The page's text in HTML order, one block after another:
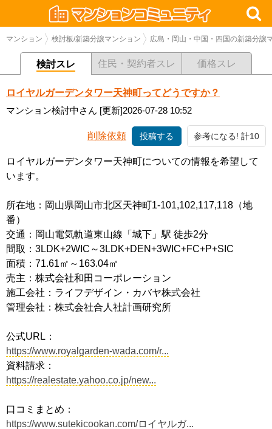
マンション 検討板/新築分譲マンション 広島・岡山・中国・四国の新築分譲
検討スレ 住民・契約者スレ 価格スレ
ロイヤルガーデンタワー天神町ってどうですか？
マンション検討中さん [更新]2026-07-28 10:52
削除依頼 投稿する 参考になる! 計10
ロイヤルガーデンタワー天神町についての情報を希望して
います。
所在地：岡山県岡山市北区天神町1-101,102,117,118（地
番）
交通：岡山電気軌道東山線「城下」駅 徒歩2分
間取：3LDK+2WIC～3LDK+DEN+3WIC+FC+P+SIC
面積：71.61㎡～163.04㎡
売主：株式会社和田コーポレーション
施工会社：ライフデザイン・カバヤ株式会社
管理会社：株式会社合人社計画研究所
公式URL：
https://www.royalgarden-wada.com/r...
資料請求：
https://realestate.yahoo.co.jp/new...
口コミまとめ：
https://www.sutekicookan.com/ロイヤルガ...